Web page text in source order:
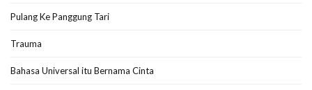
Pulang Ke Panggung Tari
Trauma
Bahasa Universal itu Bernama Cinta